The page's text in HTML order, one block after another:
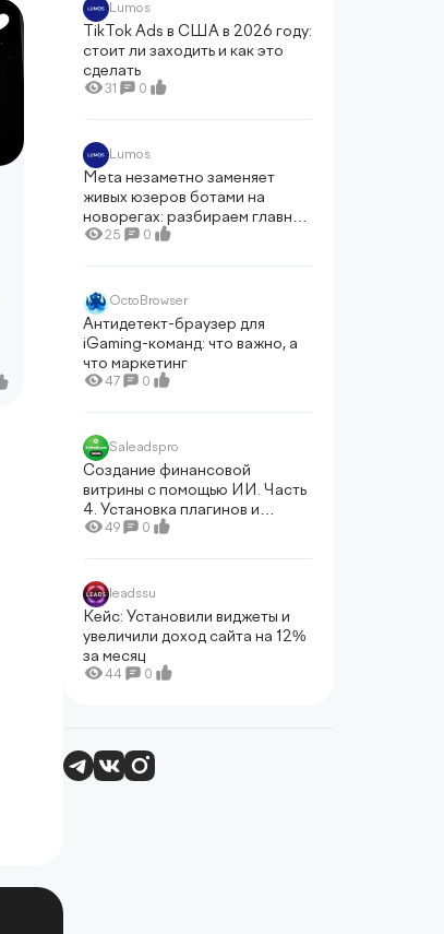
Lumos
TikTok Ads в США в 2026 году:
стоит ли заходить и как это
сделать
31 0
Lumos
Meta незаметно заменяет
живых юзеров ботами на
новорегах: разбираем главную
ловушку алгоритма в 2026
25 0
OctoBrowser
Антидетект-браузер для
iGaming-команд: что важно, а
что маркетинг
47 0
Saleadspro
Создание финансовой
витрины с помощью ИИ. Часть
4. Установка плагинов и
создание типов записей для
49 0
leadssu
Кейс: Установили виджеты и
увеличили доход сайта на 12%
за месяц
44 0